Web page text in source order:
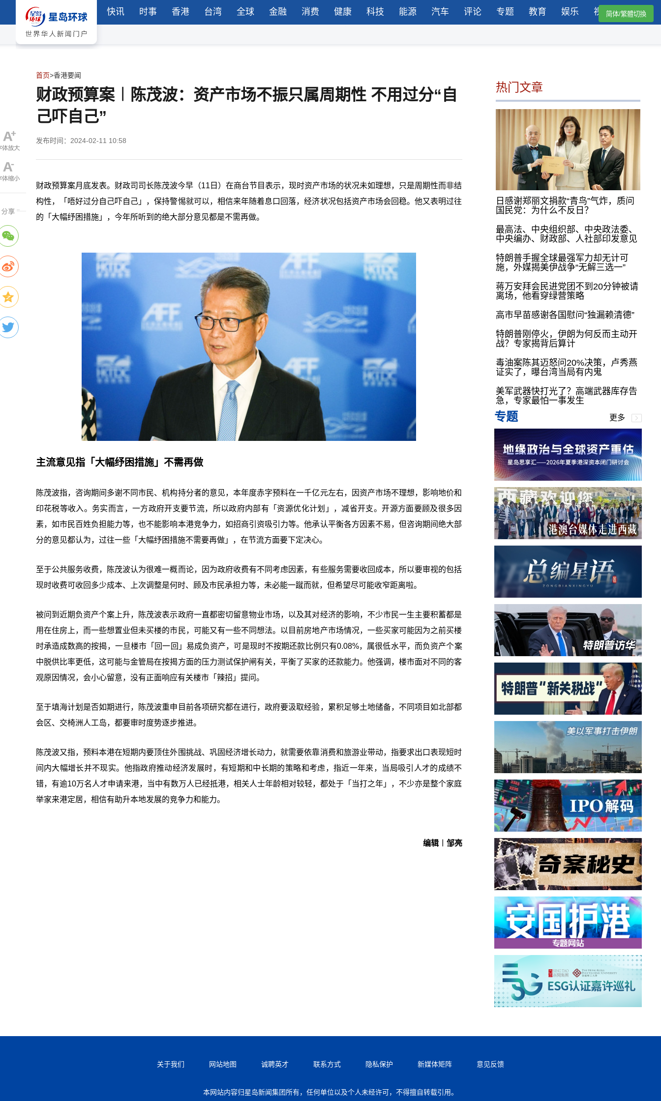
快讯 时事 香港 台湾 全球 金融 消费 健康 科技 能源 汽车 评论 专题 教育 娱乐 视频简体/繁體切換
首页>香港要闻
财政预算案︱陈茂波：资产市场不振只属周期性 不用过分“自
己吓自己”
发布时间：2024-02-11 10:58
财政预算案月底发表。财政司司长陈茂波今早（11日）在商台节目表示，现时资产市场的状况未如理想，只是周期性而非结
构性，「唔好过分自己吓自己」，保持警惕就可以，相信来年随着息口回落，经济状况包括资产市场会回稳。他又表明过往
的「大幅纾困措施」，今年所听到的绝大部分意见都是不需再做。
主流意见指「大幅纾困措施」不需再做
陈茂波指，咨询期间多谢不同市民、机构持分者的意见，本年度赤字预料在一千亿元左右，因资产市场不理想，影响地价和
印花税等收入。务实而言，一方政府开支要节流，所以政府内部有「资源优化计划」，减省开支。开源方面要顾及很多因
素，如市民百姓负担能力等，也不能影响本港竞争力，如招商引资吸引力等。他承认平衡各方因素不易，但咨询期间绝大部
分的意见都认为，过往一些「大幅纾困措施不需要再做」，在节流方面要下定决心。
至于公共服务收费，陈茂波认为很难一概而论，因为政府收费有不同考虑因素，有些服务需要收回成本，所以要审视的包括
现时收费可收回多少成本、上次调整是何时、顾及市民承担力等，未必能一蹴而就，但希望尽可能收窄距离啦。
被问到近期负资产个案上升，陈茂波表示政府一直都密切留意物业市场，以及其对经济的影响，不少市民一生主要积蓄都是
用在住房上，而一些想置业但未买楼的市民，可能又有一些不同想法。以目前房地产市场情况，一些买家可能因为之前买楼
时承造成数高的按揭，一旦楼市「回一回」易成负资产，可是现时不按期还款比例只有0.08%，属很低水平，而负资产个案
中脱供比率更低，这可能与金管局在按揭方面的压力测试保护闸有关，平衡了买家的还款能力。他强调，楼市面对不同的客
观原因情况，会小心留意，没有正面响应有关楼市「辣招」提问。
至于填海计划是否如期进行，陈茂波重申目前各项研究都在进行，政府要汲取经验，累积足够土地储备，不同项目如北部都
会区、交椅洲人工岛，都要审时度势逐步推进。
陈茂波又指，预料本港在短期内要顶住外围挑战、巩固经济增长动力，就需要依靠消费和旅游业带动，指要求出口表现短时
间内大幅增长并不现实。他指政府推动经济发展时，有短期和中长期的策略和考虑，指近一年来，当局吸引人才的成绩不
错，有逾10万名人才申请来港，当中有数万人已经抵港，相关人士年龄相对较轻，都处于「当打之年」，不少亦是整个家庭
举家来港定居，相信有助升本地发展的竞争力和能力。
编辑︱邹亮
热门文章
日感谢郑丽文捐款“青鸟”气炸，质问
国民党：为什么不反日？
最高法、中央组织部、中央政法委、
中央编办、财政部、人社部印发意见
特朗普手握全球最强军力却无计可
施，外媒揭美伊战争“无解三选一”
蒋万安拜会民进党团不到20分钟被请
离场，他看穿绿营策略
高市早苗感谢各国慰问“独漏赖清德”
特朗普刚停火，伊朗为何反而主动开
战？专家揭背后算计
毒油案陈其迈怒问20%决策，卢秀燕
证实了，曝台湾当局有内鬼
美军武器快打光了？高端武器库存告
急，专家最怕一事发生
专题 更多
关于我们 网站地图 诚聘英才 联系方式 隐私保护 新媒体矩阵 意见反馈
本网站内容归星岛新闻集团所有，任何单位以及个人未经许可，不得擅自转载引用。